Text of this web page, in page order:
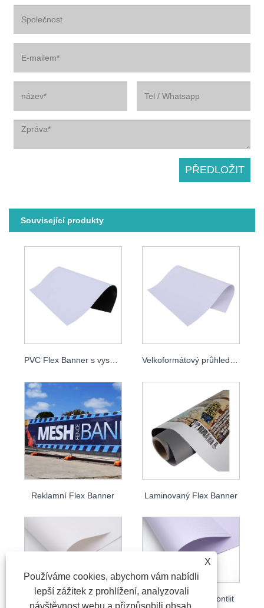
Související produkty
PVC Flex Banner s vysokým rozlišením
Reklamní Flex Banner Laminovaný Flex Banner
Laminovaný PVC Flex Banner Potažený nápis Frontlit
X
Používáme cookies, abychom vám nabídli
lepší zážitek z prohlížení, analyzovali
návštěvnost webu a přizpůsobili obsah.